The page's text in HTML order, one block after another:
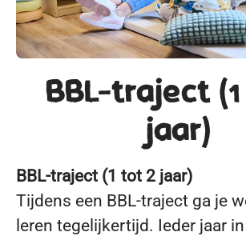
BBL-traject
jaar)
BBL-traject (1 tot 2 jaar)
Tijdens een BBL-traject ga je
leren tegelijkertijd. Ieder jaar in